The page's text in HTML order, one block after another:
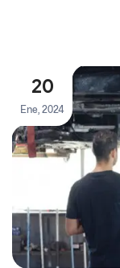
20
Ene, 2024